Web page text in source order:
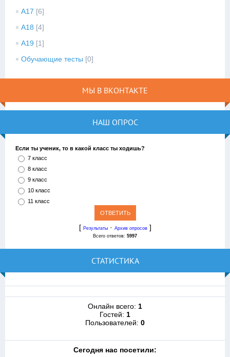
A17 [6]
A18 [4]
A19 [1]
Обучающие тесты [0]
МЫ В ВКОНТАКТЕ
НАШ ОПРОС
Если ты ученик, то в какой класс ты ходишь?
7 класс
8 класс
9 класс
10 класс
11 класс
[ Результаты· Архив опросов]
Всего ответов: 5997
СТАТИСТИКА
Онлайн всего: 1
Гостей: 1
Пользователей: 0
Cегодня нас посетили: